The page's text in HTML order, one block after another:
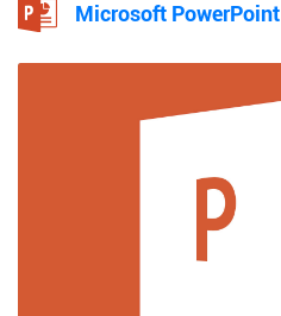
Microsoft PowerPoint